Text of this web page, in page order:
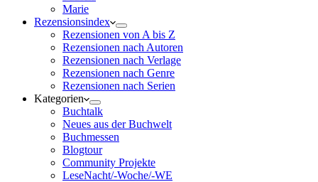
Marie
Rezensionsindex
Rezensionen von A bis Z
Rezensionen nach Autoren
Rezensionen nach Verlage
Rezensionen nach Genre
Rezensionen nach Serien
Kategorien
Buchtalk
Neues aus der Buchwelt
Buchmessen
Blogtour
Community Projekte
LeseNacht/-Woche/-WE